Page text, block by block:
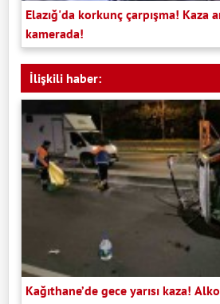
Elazığ'da korkunç çarpışma! Kaza
kamerada!
İlişkili haber:
Kağıthane’de gece yarısı kaza!